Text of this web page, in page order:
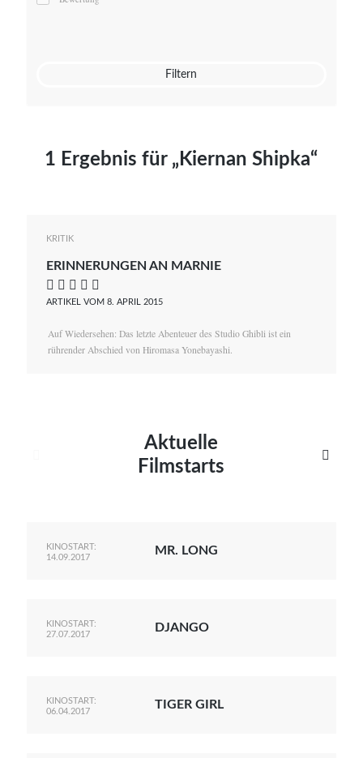
Mato von Vogelstein
Filtern
1 Ergebnis für „Kiernan Shipka“
KRITIK
ERINNERUNGEN AN MARNIE
    
ARTIKEL VOM 8. APRIL 2015
Auf Wiedersehen: Das letzte Abenteuer des Studio Ghibli ist ein
rührender Abschied von Hiromasa Yonebayashi.
Aktuelle
Filmstarts

KINOSTART:
14.09.2017
MR. LONG
KINOSTART:
27.07.2017
DJANGO
KINOSTART:
06.04.2017
TIGER GIRL